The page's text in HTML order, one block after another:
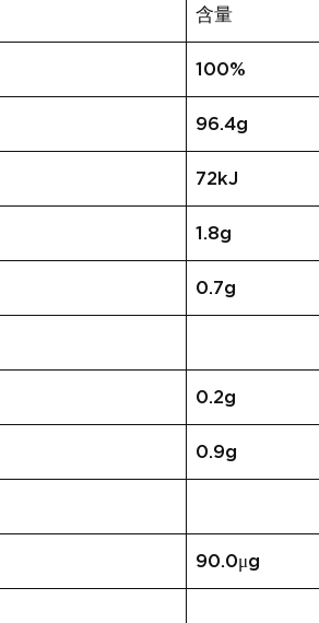
含量
100%
96.4g
72kJ
1.8g
0.7g
0.2g
0.9g
90.0μg